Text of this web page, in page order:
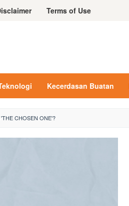
Terms of Use
Kecerdasan Buatan
CHOSEN ONE'?